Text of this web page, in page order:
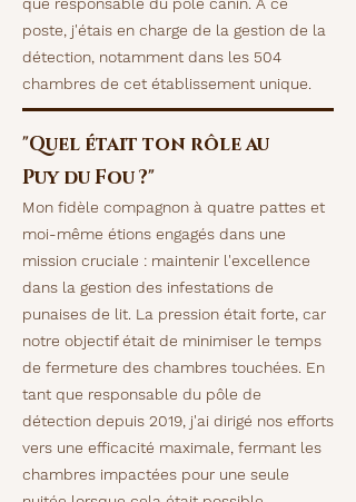
poste, j'étais en charge de la gestion de la
détection, notamment dans les 504
chambres de cet établissement unique.
"Quel était ton rôle au
Puy du Fou ?"
Mon fidèle compagnon à quatre pattes et
moi-même étions engagés dans une
mission cruciale : maintenir l'excellence
dans la gestion des infestations de
punaises de lit. La pression était forte, car
notre objectif était de minimiser le temps
de fermeture des chambres touchées. En
tant que responsable du pôle de
détection depuis 2019, j'ai dirigé nos efforts
vers une efficacité maximale, fermant les
chambres impactées pour une seule